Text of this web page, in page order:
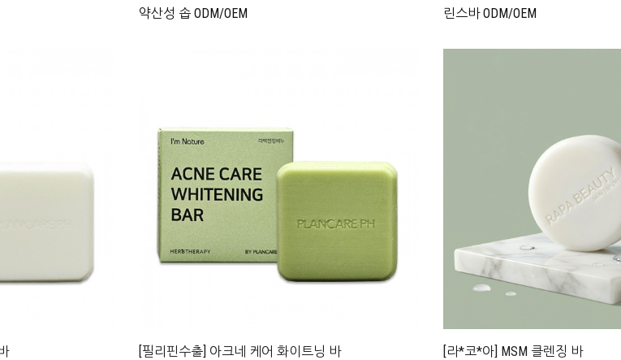
약산성 솝 ODM/OEM 린스바 ODM/OEM
[필리핀수출] 아크네 케어 화이트닝 바 [라*코*아] MSM 클렌징 바